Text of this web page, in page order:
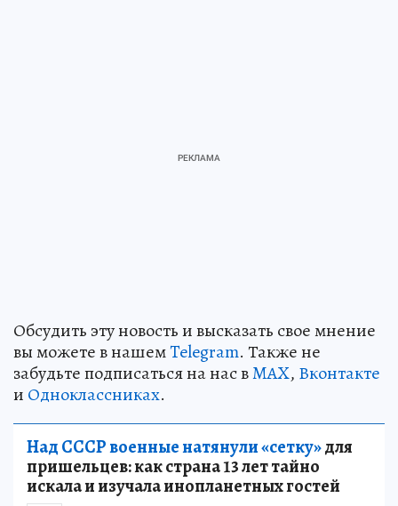
Обсудить эту новость и высказать свое мнение
вы можете в нашемTelegram. Также не
забудьте подписаться на нас вMAX, Вконтакте
и Одноклассниках.
Над СССР военные натянули «сетку»для
пришельцев: как страна 13 лет тайно
искала и изучала инопланетных гостей